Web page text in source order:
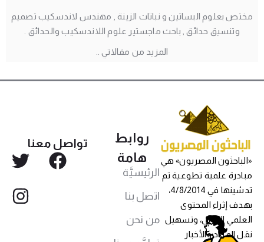
مختص بعلوم البساتين و نباتات الزينة , مهندس لاندسكيب تصميم
وتنسيق حدائق , باحث ماجستير علوم اللاندسكيب والحدائق .
المزيد من مقالاتي ..
«الباحثون المصريون» هي
مبادرة علمية تطوعية تم
تدشينها في 4/8/2014،
بهدف إثراء المحتوى
العلمي العربي، وتسهيل
نقل المواد والأخبار
روابط
هامة
الرئيسيَّة
اتصل بنا
من نحن
تواصل معنا